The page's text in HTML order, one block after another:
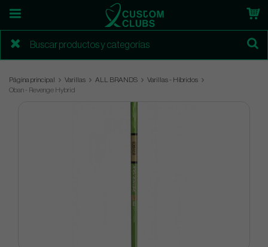
Página principal Varillas ALL BRANDS
Varillas - Híbridos
Oban - Revenge Hybrid